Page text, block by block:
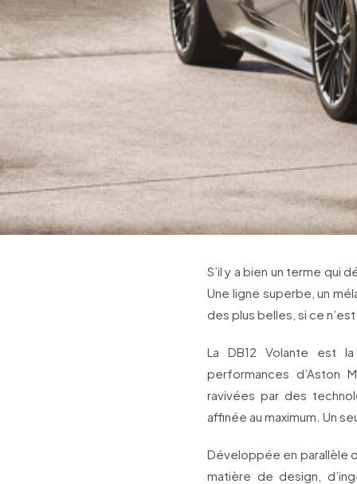
S’il y a bien un terme qui
Une ligne superbe, un
des plus belles, si ce
La DB12 Volante est
performances d’Aston
ravivées par des
affinée au maximum. Un
Développée en parallèle
matière de design,